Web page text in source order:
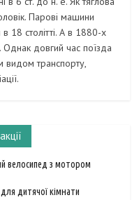
Парові машини
18 столітті. А в 1880-х
довгий час поїзда
транспорту,
велосипед з мотором
дитячої кімнати